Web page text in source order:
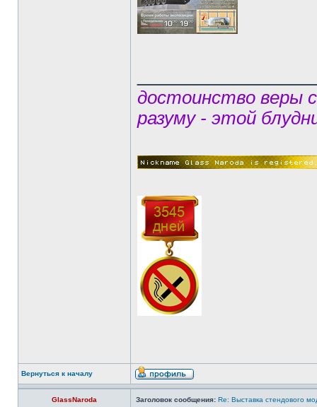
достоинство веры
разуму - этой
Вернуться к началу
GlassNaroda Заголовок сообщения: Re: Выставка стендового